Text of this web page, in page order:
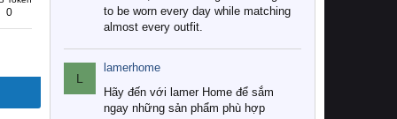
0
to be worn every day while matching
almost every outfit.
L
lamerhome
Hãy đến với lamer Home để sắm
ngay những sản phẩm phù hợp